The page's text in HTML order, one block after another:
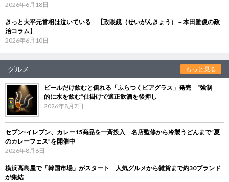
2026年6月18日
きっと大平元首相は泣いている 【政眼鏡（せいがんきょう）－本田雅俊の政
治コラム】
2026年6月10日
グルメ もっと見る
ビールだけ飲むと倒れる「ふらつくビアグラス」発売 “強制
的に水を飲む”仕掛けで適正飲酒を後押し
2026年8月7日
セブン‐イレブン、カレー15商品を一斉投入 名店監修から冷製うどんまで“夏
のカレーフェス”を開催中
2026年8月6日
横浜高島屋で「韓国市場」がスタート 人気グルメから雑貨まで約30ブランド
が集結